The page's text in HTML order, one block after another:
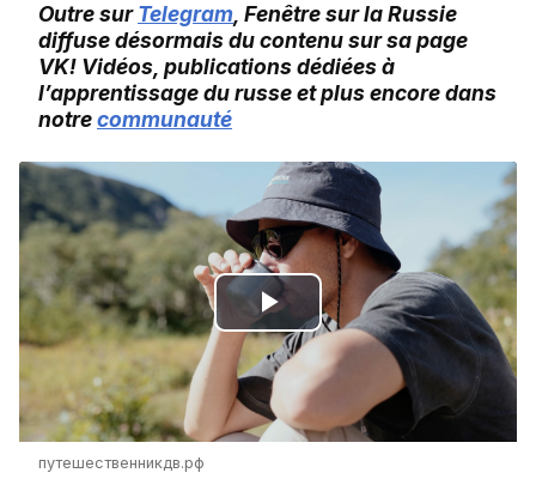
Outre surTelegram , Fenêtre sur la Russie
diffuse désormais du contenu sur sa page
VK! Vidéos, publications dédiées à
l’apprentissage du russe et plus encore dans
notrecommunauté
Play
Video
путешественникдв.рф